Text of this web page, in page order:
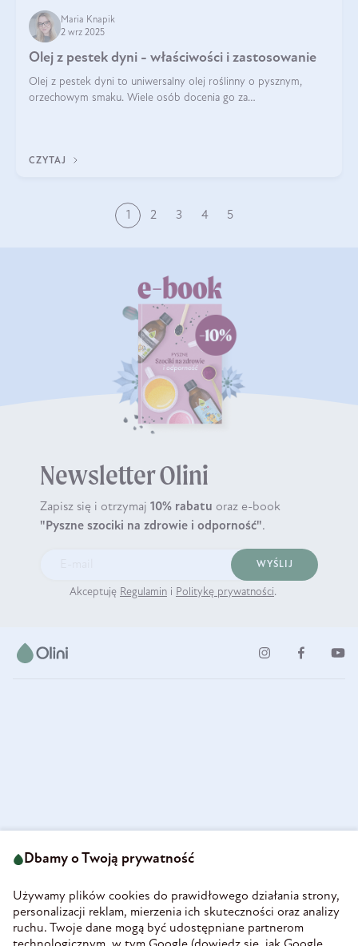
Maria Knapik
2 wrz 2025
Olej z pestek dyni - właściwości i zastosowanie
Olej z pestek dyni to uniwersalny olej roślinny o pysznym,
orzechowym smaku. Wiele osób docenia go za
CZYTAJ
1 2 3 4 5
Newsletter Olini
Zapisz się i otrzymaj 10% rabatu oraz e-book
"Pyszne szociki na zdrowie i odporność".
WYŚLIJ
Akceptuję Regulamin i Politykę prywatności.
58-160 Świebodzice
REGON 890213034
INFORMACJE
Dbamy o Twoją prywatność
Używamy plików cookies do prawidłowego działania strony,
personalizacji reklam, mierzenia ich skuteczności oraz analizy
ruchu. Twoje dane mogą być udostępniane partnerom